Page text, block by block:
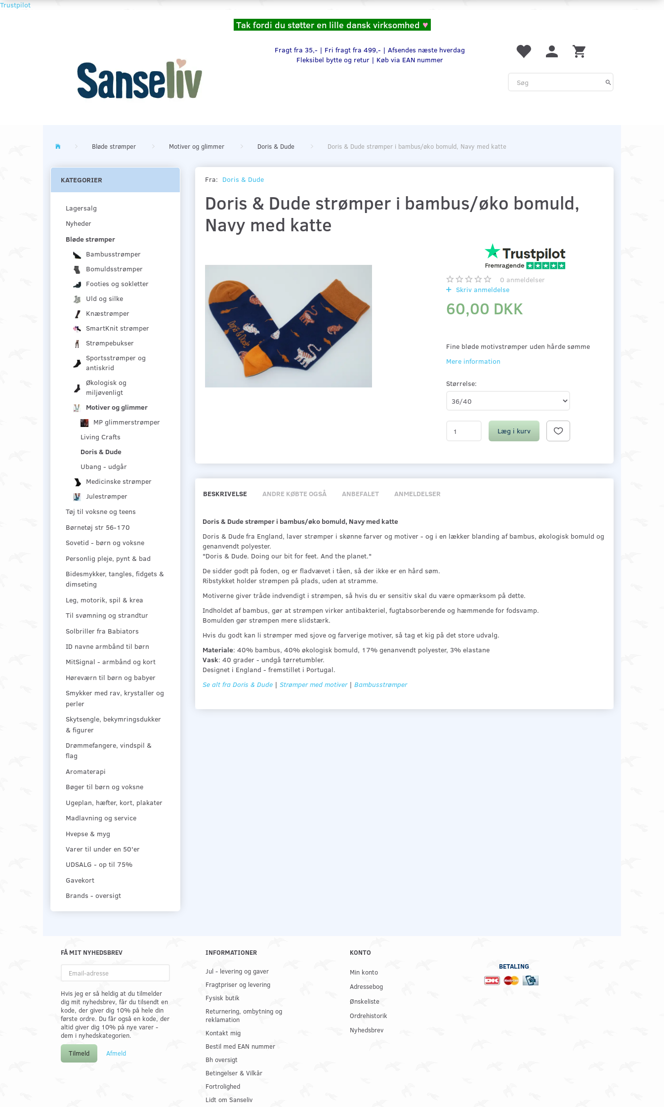
Trustpilot
Tak fordi du støtter en lille dansk virksomhed ♥
Fragt fra 35,- | Fri fragt fra 499,- | Afsendes næste hverdag
Fleksibel bytte og retur | Køb via EAN nummer
Bløde strømper Motiver og glimmer Doris & Dude Doris & Dude strømper i bambus/øko bomuld, Navy med katte
KATEGORIER
Lagersalg
Nyheder
Bløde strømper
Bambusstrømper
Bomuldsstrømper
Footies og sokletter
Uld og silke
Knæstrømper
SmartKnit strømper
Strømpebukser
Sportsstrømper og
antiskrid
Økologisk og
miljøvenligt
Motiver og glimmer
MP glimmerstrømper
Living Crafts
Doris & Dude
Ubang - udgår
Medicinske strømper
Julestrømper
Tøj til voksne og teens
Børnetøj str 56-170
Sovetid - børn og voksne
Personlig pleje, pynt & bad
Bidesmykker, tangles, fidgets &
dimseting
Leg, motorik, spil & krea
Til svømning og strandtur
Solbriller fra Babiators
ID navne armbånd til børn
MitSignal - armbånd og kort
Høreværn til børn og babyer
Smykker med rav, krystaller og
perler
Skytsengle, bekymringsdukker
& figurer
Drømmefangere, vindspil &
flag
Aromaterapi
Bøger til børn og voksne
Ugeplan, hæfter, kort, plakater
Madlavning og service
Hvepse & myg
Varer til under en 50'er
UDSALG - op til 75%
Gavekort
Brands - oversigt
Fra: Doris & Dude
Doris & Dude strømper i bambus/øko bomuld,
Navy med katte
0 anmeldelser
Skriv anmeldelse
60,00 DKK
Fine bløde motivstrømper uden hårde sømme
Mere information
Størrelse:
Læg i kurv
BESKRIVELSE ANDRE KØBTE OGSÅ ANBEFALET ANMELDELSER
Doris & Dude strømper i bambus/øko bomuld, Navy med katte
Doris & Dude fra England, laver strømper i skønne farver og motiver - og i en lækker blanding af bambus, økologisk bomuld og
genanvendt polyester.
"Doris & Dude. Doing our bit for feet. And the planet."
De sidder godt på foden, og er fladvævet i tåen, så der ikke er en hård søm.
Ribstykket holder strømpen på plads, uden at stramme.
Motiverne giver tråde indvendigt i strømpen, så hvis du er sensitiv skal du være opmærksom på dette.
Indholdet af bambus, gør at strømpen virker antibakteriel, fugtabsorberende og hæmmende for fodsvamp.
Bomulden gør strømpen mere slidstærk.
Hvis du godt kan li strømper med sjove og farverige motiver, så tag et kig på det store udvalg.
Materiale: 40% bambus, 40% økologisk bomuld, 17% genanvendt polyester, 3% elastane
Vask: 40 grader - undgå tørretumbler.
Designet i England - fremstillet i Portugal.
Se alt fra Doris & Dude| Strømper med motiver| Bambusstrømper
FÅ MIT NYHEDSBREV
adresse
Hvis jeg er så heldig at du tilmelder
dig mit nyhedsbrev, får du tilsendt en
kode, der giver dig 10% på hele din
første ordre. Du får også en kode, der
altid giver dig 10% på nye varer -
dem i nyhedskategorien.
Tilmeld Afmeld
INFORMATIONER
Jul - levering og gaver
Fragtpriser og levering
Fysisk butik
Returnering, ombytning og
reklamation
Kontakt mig
Bestil med EAN nummer
Bh oversigt
Betingelser & Vilkår
Fortrolighed
Lidt om Sanseliv
KONTO
Min konto
Adressebog
Ønskeliste
Ordrehistorik
Nyhedsbrev
BETALING